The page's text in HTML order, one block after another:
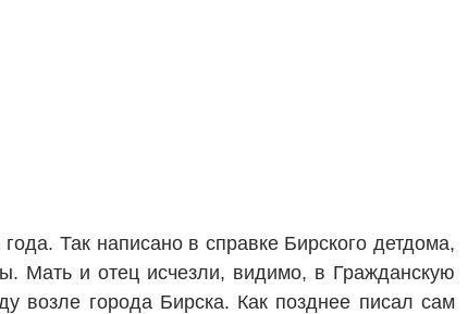
Так написано в справке Бирского детдома,
Мать и отец исчезли, видимо, в Гражданскую
возле города Бирска. Как позднее писал сам